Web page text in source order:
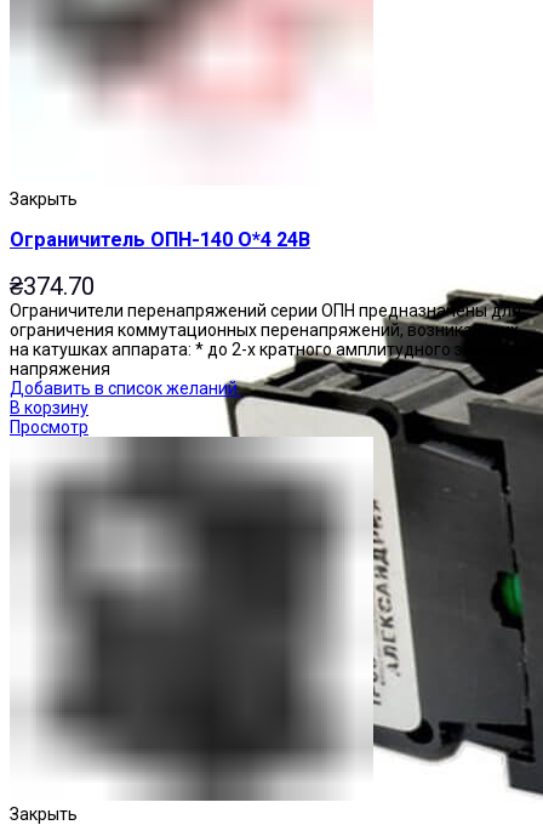
Закрыть
Ограничитель ОПН-140 О*4 24В
₴374.70
Ограничители перенапряжений серии ОПН предназначены для
ограничения коммутационных перенапряжений, возникающих
на катушках аппарата: * до 2-х кратного амплитудного значения
напряжения
Добавить в список желаний
В корзину
Просмотр
Закрыть